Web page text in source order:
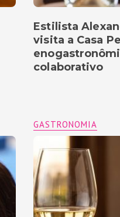
Estilista
visita a Casa
colaborativo
GASTRONOMIA